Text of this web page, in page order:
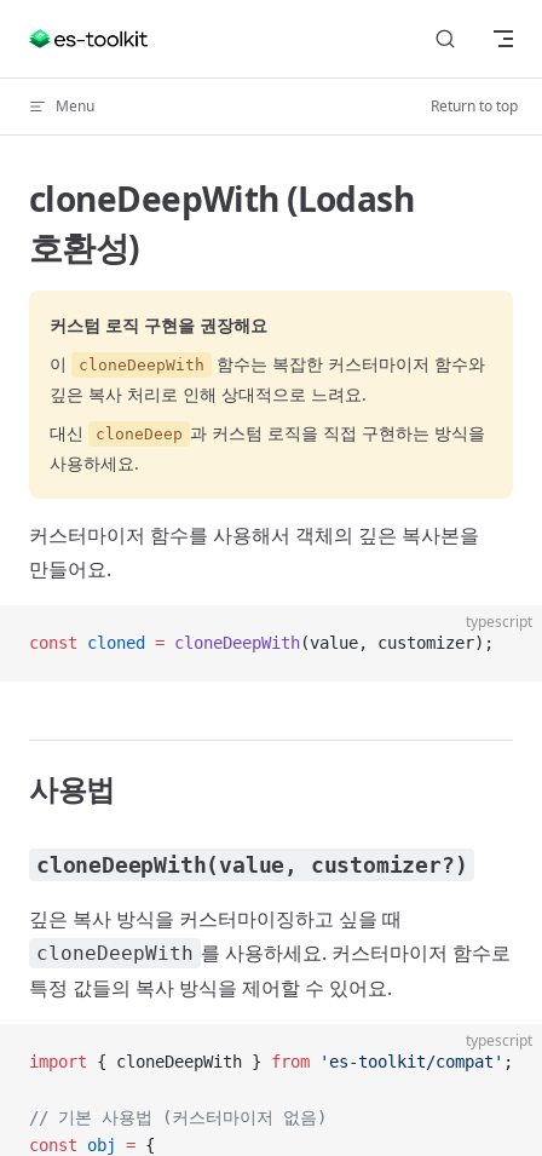
Skip to content
Menu Return to top
cloneDeepWith (Lodash
호환성)
커스텀 로직 구현을 권장해요
이
cloneDeepWith
함수는 복잡한 커스터마이저 함수와
깊은 복사 처리로 인해 상대적으로 느려요.
대신
cloneDeep 과 커스텀 로직을 직접 구현하는 방식을
사용하세요.
커스터마이저 함수를 사용해서 객체의 깊은 복사본을
만들어요.
typescript
const cloned = cloneDeepWith(value, customizer);
사용법
cloneDeepWith(value, customizer?)
깊은 복사 방식을 커스터마이징하고 싶을 때
cloneDeepWith 를 사용하세요. 커스터마이저 함수로
특정 값들의 복사 방식을 제어할 수 있어요.
typescript
import { cloneDeepWith } from 'es-toolkit/compat' ;
// 기본 사용법 (커스터마이저 없음)
const obj = {